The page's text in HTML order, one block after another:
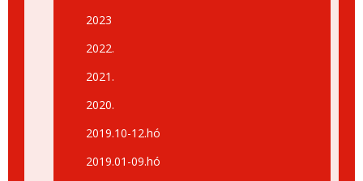
2023
2022.
2021.
2020.
2019.10-12.hó
2019.01-09.hó